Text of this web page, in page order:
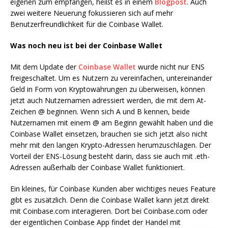
zwei weitere Neuerung fokussieren sich auf mehr
Benutzerfreundlichkeit für die Coinbase Wallet.
Was noch neu ist bei der Coinbase Wallet
Mit dem Update der Coinbase Wallet wurde nicht nur ENS
freigeschaltet. Um es Nutzern zu vereinfachen, untereinander
Geld in Form von Kryptowährungen zu überweisen, können
jetzt auch Nutzernamen adressiert werden, die mit dem At-
Zeichen @ beginnen. Wenn sich A und B kennen, beide
Nutzernamen mit einem @ am Beginn gewählt haben und die
Coinbase Wallet einsetzen, brauchen sie sich jetzt also nicht
mehr mit den langen Krypto-Adressen herumzuschlagen. Der
Vorteil der ENS-Lösung besteht darin, dass sie auch mit .eth-
Adressen außerhalb der Coinbase Wallet funktioniert.
Ein kleines, für Coinbase Kunden aber wichtiges neues Feature
gibt es zusätzlich. Denn die Coinbase Wallet kann jetzt direkt
mit Coinbase.com interagieren. Dort bei Coinbase.com oder
der eigentlichen Coinbase App findet der Handel mit